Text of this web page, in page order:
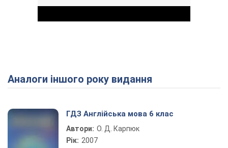
Play Video
Аналоги іншого року видання
ГДЗ Англійська мова 6 клас
Автори: О. Д. Карпюк
Рік: 2007